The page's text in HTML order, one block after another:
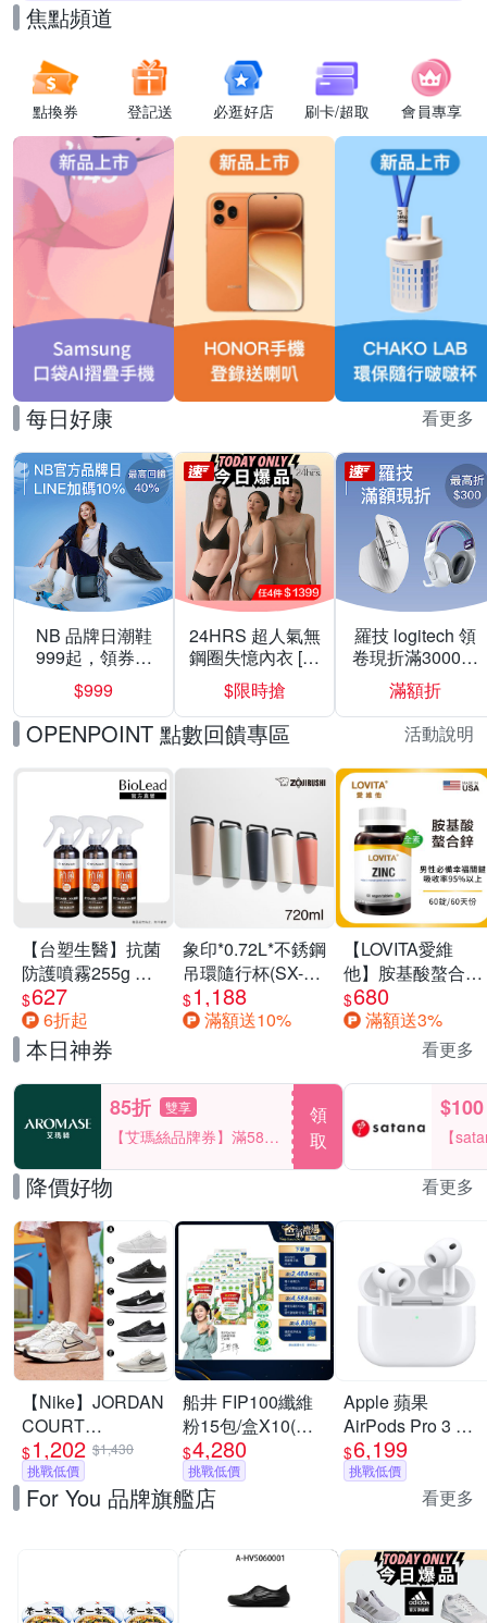
焦點頻道
點換券 登記送 必逛好店 刷卡/超取 會員專享
每日好康 看更多
NB 品牌日潮鞋
999起，領券折
上折 最高回饋
40%
$999
24HRS 超人氣無
鋼圈失憶內衣 [熱
銷好評]
$限時搶
羅技 logitech 領
卷現折滿3000折
300
滿額折
OPENPOINT 點數回饋專區 活動說明
【台塑生醫】抗菌
防護噴霧255g 三
入組
$627
6折起
象印*0.72L*不銹鋼
吊環隨行杯(SX-
LA72H)
$1,188
滿額送10%
【LOVITA愛維
他】胺基酸螯合鋅
x2瓶30mg素食錠
(鋅錠)
$680
滿額送3%
本日神券 看更多
85折 雙享
【艾瑪絲品牌券】滿580
領
取
$100
【
降價好物 看更多
【Nike】JORDAN
COURT
CONNECT LOW
休閒鞋 慢跑鞋 運
動鞋 男女/大童 A-
$1,202 $1,430
挑戰低價
船井 FIP100纖維
粉15包/盒X10(共
150日份)-調節血
脂/血糖/膽固醇_速
$4,280
挑戰低價
Apple 蘋果
AirPods Pro 3 主
動式降噪 藍芽耳機
原廠保固 公司貨
USB-C MagSafe
$6,199
挑戰低價
For You 品牌旗艦店 看更多